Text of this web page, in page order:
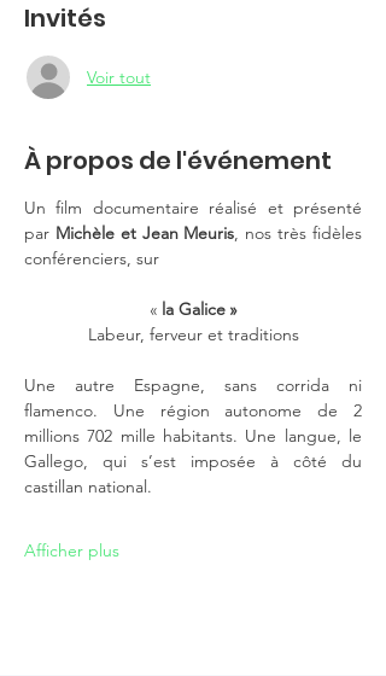
Invités
Voir tout
À propos de l'événement
Un film documentaire réalisé et présenté
par Michèle et Jean Meuris, nos très fidèles
conférenciers, sur
« la Galice »
Labeur, ferveur et traditions
Une autre Espagne, sans corrida ni
flamenco. Une région autonome de 2
millions 702 mille habitants. Une langue, le
Gallego, qui s’est imposée à côté du
castillan national.
Afficher plus